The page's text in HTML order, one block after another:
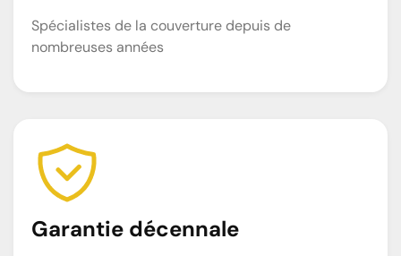
Spécialistes de la couverture depuis de
nombreuses années
Garantie décennale